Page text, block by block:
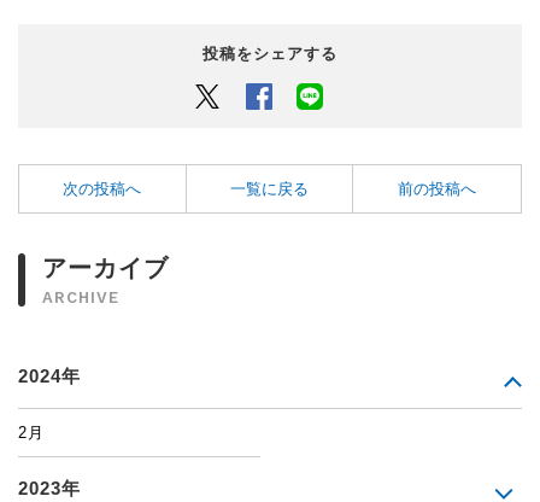
投稿をシェアする
Twitter Facebook
次の投稿へ 一覧に戻る 前の投稿へ
アーカイブ
ARCHIVE
2024年
2月
2023年